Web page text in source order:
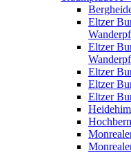
Eltzer
Eltzer
Eltzer
Eltzer
Eltzer